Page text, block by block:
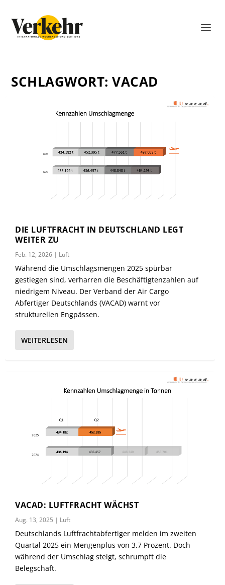
SCHLAGWORT:VACAD
DIE LUFTFRACHT IN DEUTSCHLAND LEGT
WEITER ZU
Feb. 12, 2026 | Luft
Während die Umschlagsmengen 2025 spürbar
gestiegen sind, verharren die Beschäftigtenzahlen auf
niedrigem Niveau. Der Verband der Air Cargo
Abfertiger Deutschlands (VACAD) warnt vor
strukturellen Engpässen.
WEITERLESEN
VACAD: LUFTFRACHT WÄCHST
Aug. 13, 2025 | Luft
Deutschlands Luftfrachtabfertiger melden im zweiten
Quartal 2025 ein Mengenplus von 3,7 Prozent. Doch
während der Umschlag steigt, schrumpft die
Belegschaft.